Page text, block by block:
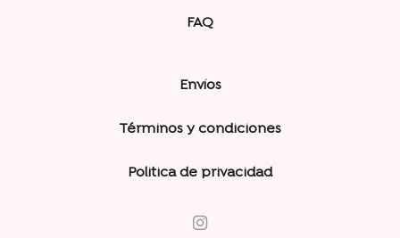
FAQ
Envíos
Términos y condiciones
Politica de privacidad